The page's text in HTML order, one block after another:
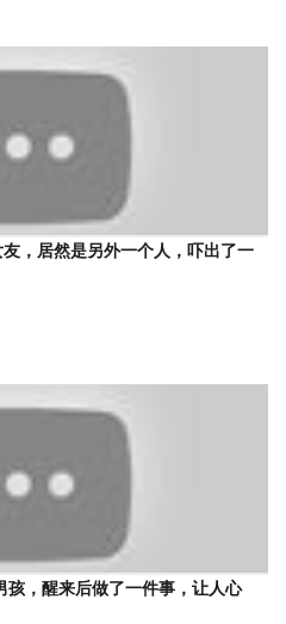
，居然是另外一个人，吓出了一
孩，醒来后做了一件事，让人心